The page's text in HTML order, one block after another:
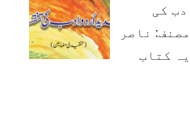
کی
ناصر
کتاب